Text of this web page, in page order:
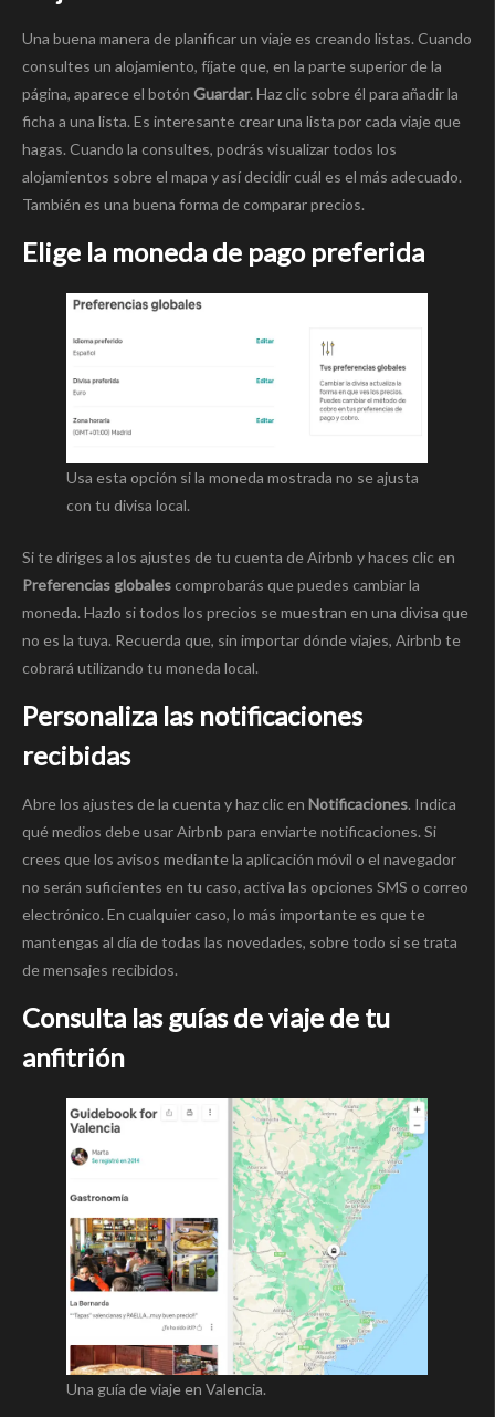
Una buena manera de planificar un viaje es creando listas. Cuando
consultes un alojamiento, fíjate que, en la parte superior de la
página, aparece el botón Guardar. Haz clic sobre él para añadir la
ficha a una lista. Es interesante crear una lista por cada viaje que
hagas. Cuando la consultes, podrás visualizar todos los
alojamientos sobre el mapa y así decidir cuál es el más adecuado.
También es una buena forma de comparar precios.
Elige la moneda de pago preferida
Usa esta opción si la moneda mostrada no se ajusta
con tu divisa local.
Si te diriges a los ajustes de tu cuenta de Airbnb y haces clic en
Preferencias globalescomprobarás que puedes cambiar la
moneda. Hazlo si todos los precios se muestran en una divisa que
no es la tuya. Recuerda que, sin importar dónde viajes, Airbnb te
cobrará utilizando tu moneda local.
Personaliza las notificaciones
recibidas
Abre los ajustes de la cuenta y haz clic en Notificaciones. Indica
qué medios debe usar Airbnb para enviarte notificaciones. Si
crees que los avisos mediante la aplicación móvil o el navegador
no serán suficientes en tu caso, activa las opciones SMS o correo
electrónico. En cualquier caso, lo más importante es que te
mantengas al día de todas las novedades, sobre todo si se trata
de mensajes recibidos.
Consulta las guías de viaje de tu
anfitrión
Una guía de viaje en Valencia.